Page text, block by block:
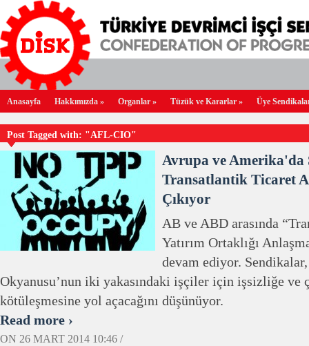
Anasayfa Hakkımızda » Organlar » Tüzük ve Kararlar » Üye
Post Tagged with: "AFL-CIO"
Avrupa ve Amerika'da
Transatlantik Ticaret
Çıkıyor
AB ve ABD arasında
Yatırım Ortaklığı
devam ediyor.
Okyanusu’nun iki yakasındaki işçiler için işsizliğe ve
kötüleşmesine yol açacağını düşünüyor.
Read more ›
ON 26 MART 2014 10:46 /